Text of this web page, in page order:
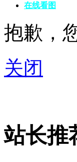
在线看图
抱歉，
关闭
站长推